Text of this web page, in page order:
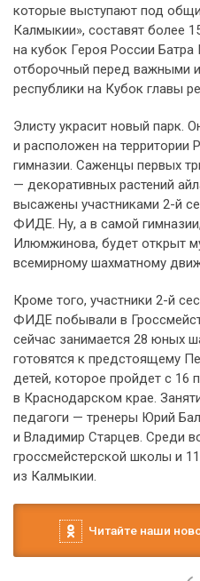
которые выступают под
Калмыкии», составят более
на кубок Героя России
отборочный перед важными
республики на Кубок главы
Элисту украсит новый парк.
и расположен на территории
гимназии. Саженцы первых
— декоративных растений
высажены участниками 2-й
ФИДЕ. Ну, а в самой
Илюмжинова, будет открыт
всемирному шахматному
Кроме того, участники 2-й
ФИДЕ побывали в
сейчас занимается 28 юных
готовятся к предстоящему
детей, которое пройдет с 16
в Краснодарском крае.
педагоги — тренеры Юрий
и Владимир Старцев. Среди
гроссмейстерской школы и
из Калмыкии.
Читайте наши